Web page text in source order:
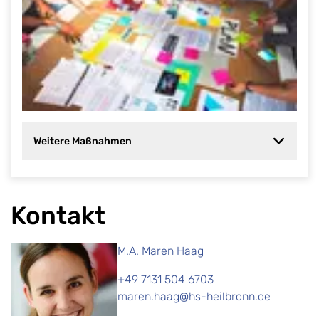
Weitere Maßnahmen
Kontakt
M.A. Maren Haag
+49 7131 504 6703
maren.haag@hs-heilbronn.de